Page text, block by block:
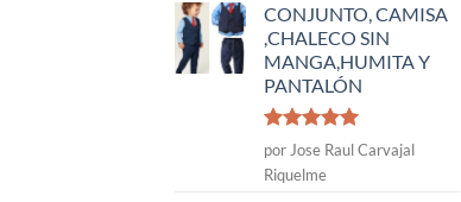
CONJUNTO, CAMISA
,CHALECO SIN
MANGA,HUMITA Y
PANTALÓN
Valorado
con
por Jose Raul Carvajal
Riquelme